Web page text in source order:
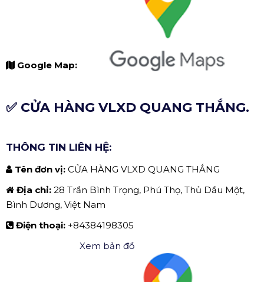
Google Map:
✅ CỬA HÀNG VLXD QUANG THẮNG.
THÔNG TIN LIÊN HỆ:
Tên đơn vị: CỬA HÀNG VLXD QUANG THẮNG
Địa chỉ: 28 Trần Bình Trọng, Phú Thọ, Thủ Dầu Một,
Bình Dương, Việt Nam
Điện thoại: +84384198305
Xem bản đồ